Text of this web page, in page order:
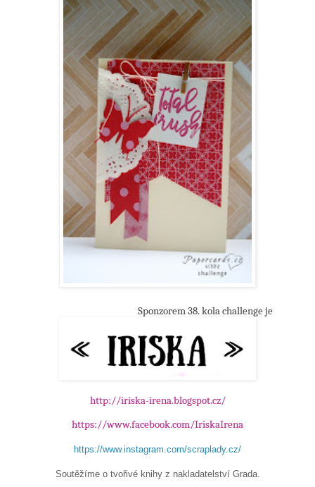
Sponzorem 38. kola challenge je
http://iriska-irena.blogspot.cz/
https://www.facebook.com/IriskaIrena
https://www.instagram.com/scraplady.cz/
Soutěžíme o tvořivé knihy z nakladatelství Grada.